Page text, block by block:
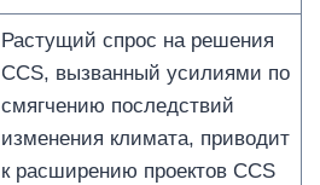
Растущий спрос на решения
CCS, вызванный усилиями по
смягчению последствий
изменения климата, приводит
к расширению проектов CCS